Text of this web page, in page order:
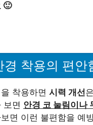
🙂
경 착용의 편안
착용하면 시력 개선
보면 안경 코 눌림이나
면 이런 불편함을 예